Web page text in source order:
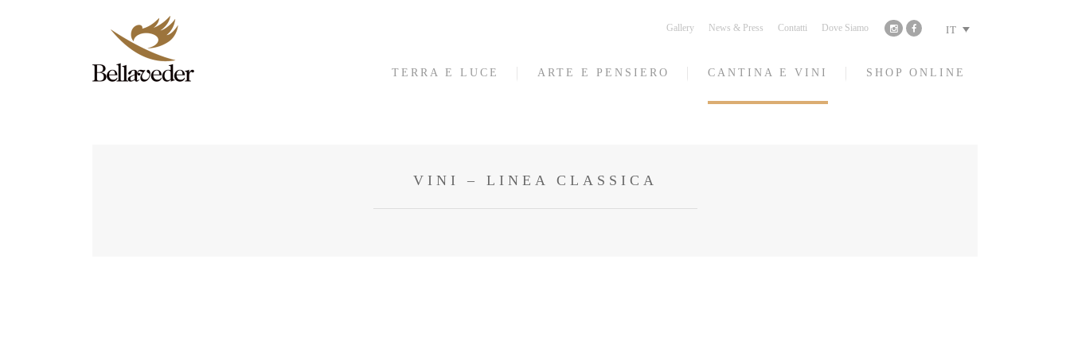
IT
Gallery News & Press Contatti Dove Siamo
TERRA E LUCE ARTE E PENSIERO CANTINA E VINI SHOP ONLINE
VINI – LINEA CLASSICA